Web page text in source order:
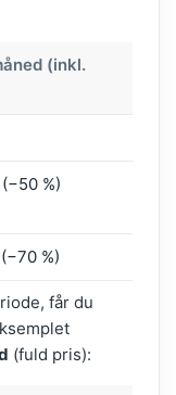
(inkl.
%)
%)
får du
(fuld pris):